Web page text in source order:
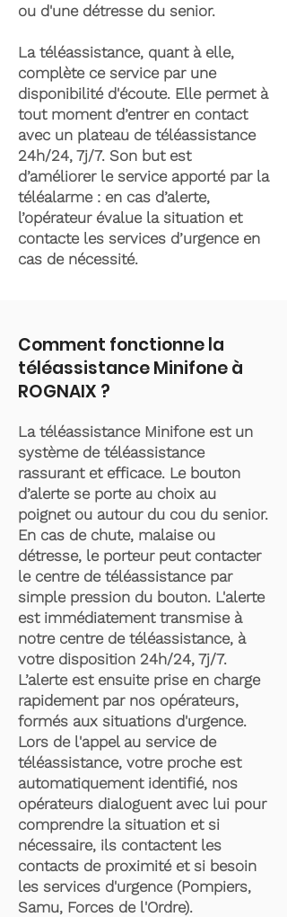
ou d'une détresse du senior.
La téléassistance, quant à elle,
complète ce service par une
disponibilité d'écoute. Elle permet à
tout moment d’entrer en contact
avec un plateau de téléassistance
24h/24, 7j/7. Son but est
d’améliorer le service apporté par la
téléalarme : en cas d’alerte,
l’opérateur évalue la situation et
contacte les services d’urgence en
cas de nécessité.
Comment fonctionne la
téléassistance Minifone à
ROGNAIX ?
La téléassistance Minifone est un
système de téléassistance
rassurant et efficace. Le bouton
d’alerte se porte au choix au
poignet ou autour du cou du senior.
En cas de chute, malaise ou
détresse, le porteur peut contacter
le centre de téléassistance par
simple pression du bouton. L'alerte
est immédiatement transmise à
notre centre de téléassistance, à
votre disposition 24h/24, 7j/7.
L’alerte est ensuite prise en charge
rapidement par nos opérateurs,
formés aux situations d'urgence.
Lors de l'appel au service de
téléassistance, votre proche est
automatiquement identifié, nos
opérateurs dialoguent avec lui pour
comprendre la situation et si
nécessaire, ils contactent les
contacts de proximité et si besoin
les services d'urgence (Pompiers,
Samu, Forces de l'Ordre).